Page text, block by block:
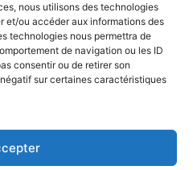
nous utilisons des technologies
et/ou accéder aux informations des
technologies nous permettra de
de navigation ou les ID
consentir ou de retirer son
sur certaines caractéristiques
Entrepreneur Afrique
Auto-Moto